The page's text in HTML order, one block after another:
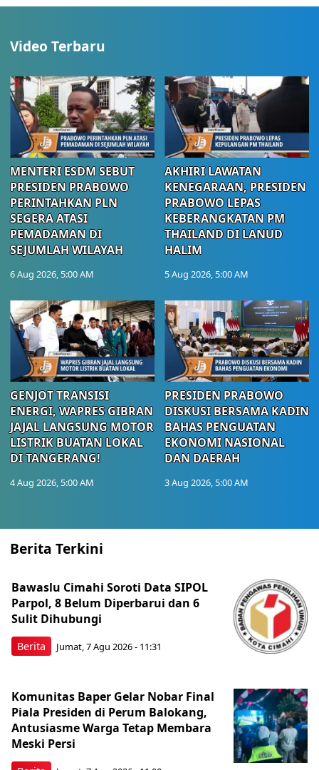
Video Terbaru
MENTERI ESDM SEBUT
PRESIDEN PRABOWO
PERINTAHKAN PLN
SEGERA ATASI
PEMADAMAN DI
SEJUMLAH WILAYAH
6 Aug 2026, 5:00 AM
AKHIRI LAWATAN
KENEGARAAN, PRESIDEN
PRABOWO LEPAS
KEBERANGKATAN PM
THAILAND DI LANUD
HALIM
5 Aug 2026, 5:00 AM
GENJOT TRANSISI
ENERGI, WAPRES GIBRAN
JAJAL LANGSUNG MOTOR
LISTRIK BUATAN LOKAL
DI TANGERANG!
4 Aug 2026, 5:00 AM
PRESIDEN PRABOWO
DISKUSI BERSAMA KADIN
BAHAS PENGUATAN
EKONOMI NASIONAL
DAN DAERAH
3 Aug 2026, 5:00 AM
Berita Terkini
Berita
Bawaslu Cimahi Soroti Data SIPOL
Parpol, 8 Belum Diperbarui dan 6
Sulit Dihubungi
Jumat, 7 Agu 2026 - 11:31
Komunitas Baper Gelar Nobar Final
Piala Presiden di Perum Balokang,
Antusiasme Warga Tetap Membara
Meski Persi